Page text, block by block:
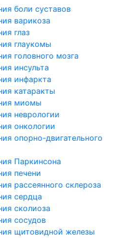
боли суставов
варикоза
глаз
глаукомы
головного мозга
инсульта
инфаркта
катаракты
миомы
неврологии
онкологии
опорно-двигательного
Паркинсона
печени
рассеянного склероза
сердца
сколиоза
сосудов
щитовидной железы